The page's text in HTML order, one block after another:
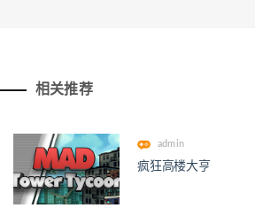
相关推荐
admin
疯狂高楼大亨